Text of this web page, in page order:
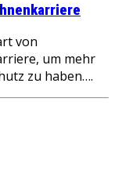
von
um mehr
zu haben….